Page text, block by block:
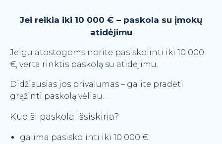
Jei reikia iki 10 000 € – paskola su įmokų
atidėjimu
Jeigu atostogoms norite pasiskolinti iki 10 000
€, verta rinktis paskolą su atidėjimu.
Didžiausias jos privalumas – galite pradėti
grąžinti paskolą vėliau.
Kuo ši paskola išsiskiria?
galima pasiskolinti iki 10 000 €;